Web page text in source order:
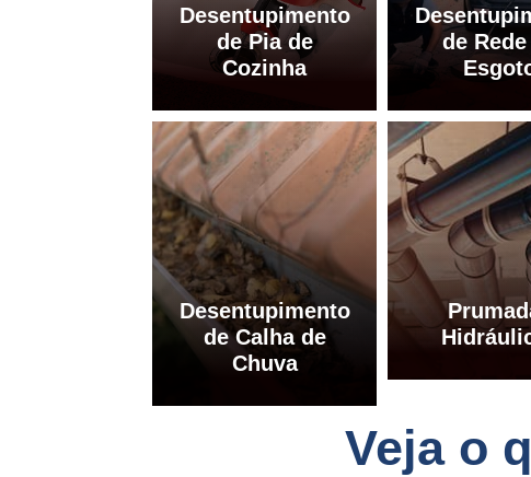
Desentupimento
de Pia de
Cozinha
de
Desentupimento
de Calha de
Chuva
Veja o